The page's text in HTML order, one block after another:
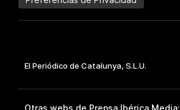
Otras webs de Prensa Ibérica Media: